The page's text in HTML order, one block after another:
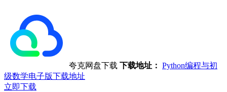
夸克网盘下载 下载地址： Python编程与初
级数学电子版下载地址
立即下载